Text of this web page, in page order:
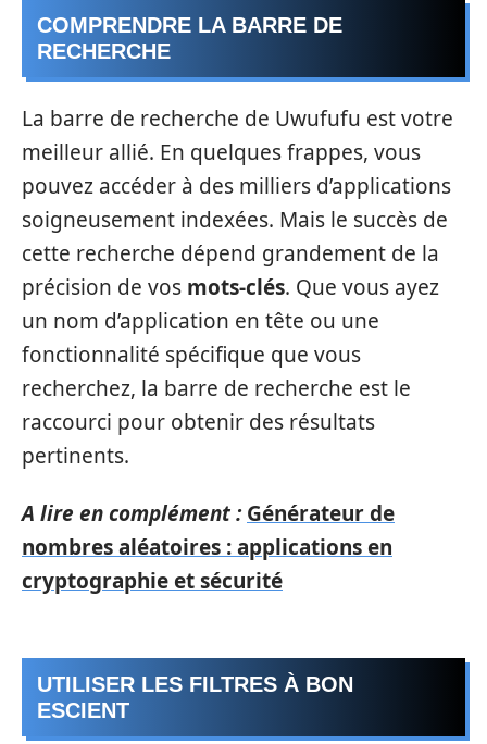
COMPRENDRE LA BARRE DE
RECHERCHE
La barre de recherche de Uwufufu est votre
meilleur allié. En quelques frappes, vous
pouvez accéder à des milliers d’applications
soigneusement indexées. Mais le succès de
cette recherche dépend grandement de la
précision de vos mots-clés. Que vous ayez
un nom d’application en tête ou une
fonctionnalité spécifique que vous
recherchez, la barre de recherche est le
raccourci pour obtenir des résultats
pertinents.
A lire en complément : Générateur de
nombres aléatoires : applications en
cryptographie et sécurité
UTILISER LES FILTRES À BON
ESCIENT